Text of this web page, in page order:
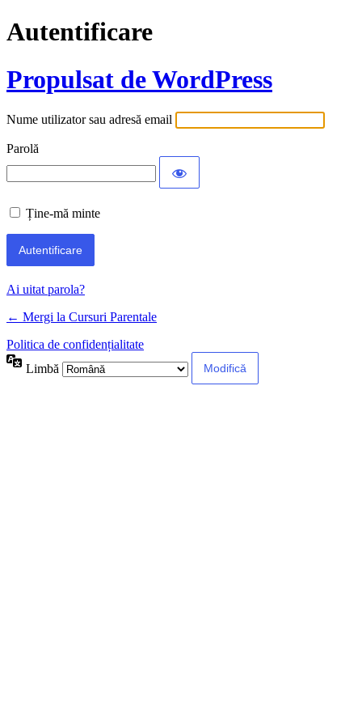
Autentificare
Propulsat de WordPress
Nume utilizator sau adresă email
Parolă
Ține-mă minte
Ai uitat parola?
← Mergi la Cursuri Parentale
Politica de confidențialitate
Limbă